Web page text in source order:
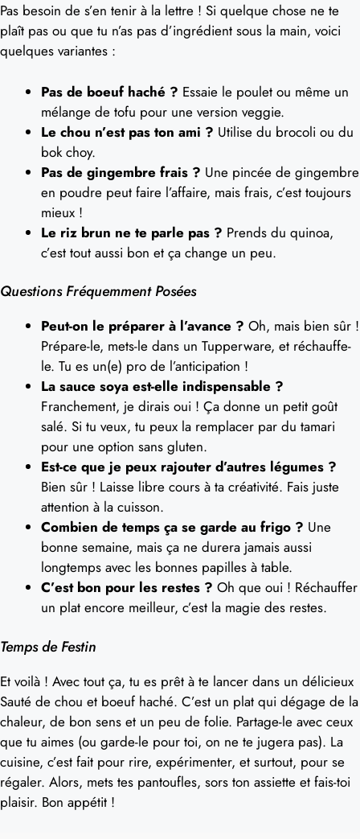
Pas besoin de s’en tenir à la lettre ! Si quelque chose ne te
plaît pas ou que tu n’as pas d’ingrédient sous la main, voici
quelques variantes :
Pas de boeuf haché ? Essaie le poulet ou même un
mélange de tofu pour une version veggie.
Le chou n’est pas ton ami ? Utilise du brocoli ou du
bok choy.
Pas de gingembre frais ? Une pincée de gingembre
en poudre peut faire l’affaire, mais frais, c’est toujours
mieux !
Le riz brun ne te parle pas ? Prends du quinoa,
c’est tout aussi bon et ça change un peu.
Questions Fréquemment Posées
Peut-on le préparer à l’avance ? Oh, mais bien sûr !
Prépare-le, mets-le dans un Tupperware, et réchauffe-
le. Tu es un(e) pro de l’anticipation !
La sauce soya est-elle indispensable ?
Franchement, je dirais oui ! Ça donne un petit goût
salé. Si tu veux, tu peux la remplacer par du tamari
pour une option sans gluten.
Est-ce que je peux rajouter d’autres légumes ?
Bien sûr ! Laisse libre cours à ta créativité. Fais juste
attention à la cuisson.
Combien de temps ça se garde au frigo ? Une
bonne semaine, mais ça ne durera jamais aussi
longtemps avec les bonnes papilles à table.
C’est bon pour les restes ? Oh que oui ! Réchauffer
un plat encore meilleur, c’est la magie des restes.
Temps de Festin
Et voilà ! Avec tout ça, tu es prêt à te lancer dans un délicieux
Sauté de chou et boeuf haché. C’est un plat qui dégage de la
chaleur, de bon sens et un peu de folie. Partage-le avec ceux
que tu aimes (ou garde-le pour toi, on ne te jugera pas). La
cuisine, c’est fait pour rire, expérimenter, et surtout, pour se
régaler. Alors, mets tes pantoufles, sors ton assiette et fais-toi
plaisir. Bon appétit !